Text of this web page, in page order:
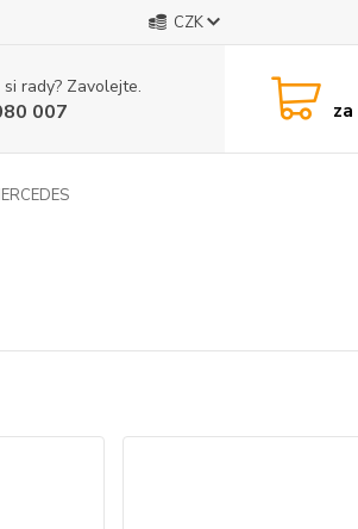
CZK
rady? Zavolejte.
007 za